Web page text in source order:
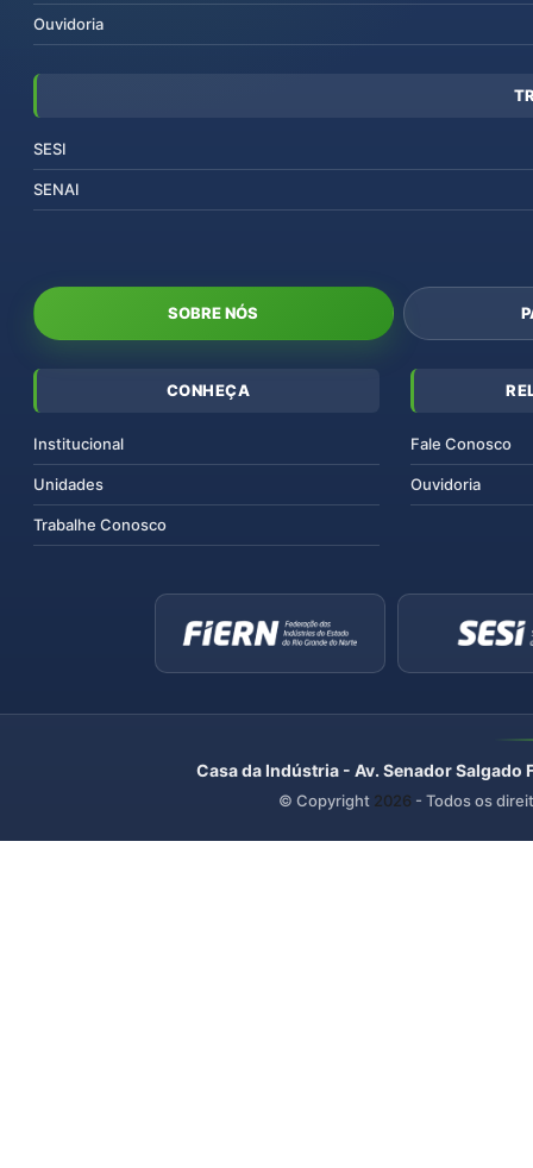
Ouvidoria
SESI
SENAI
SOBRE NÓS
CONHEÇA
Institucional
Unidades
Trabalhe Conosco
Fale Conosco
Ouvidoria
Casa da Indústria - Av. Senador
© Copyright 2026 - Todos os